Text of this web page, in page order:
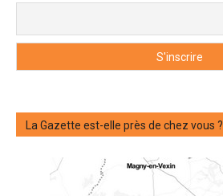
La Gazette est-elle près de chez vous ?